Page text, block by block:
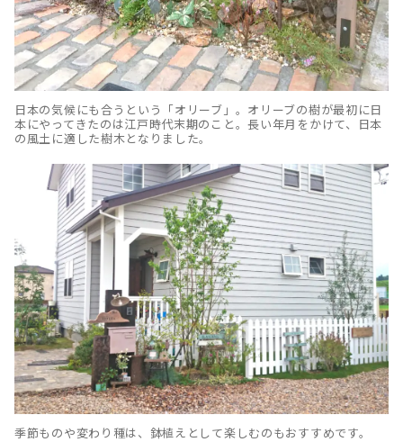
日本の気候にも合うという「オリーブ」。オリーブの樹が最初に日
本にやってきたのは江戸時代末期のこと。長い年月をかけて、日本
の風土に適した樹木となりました。
季節ものや変わり種は、鉢植えとして楽しむのもおすすめです。